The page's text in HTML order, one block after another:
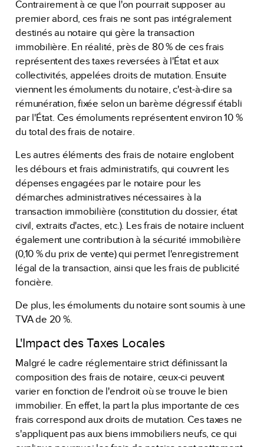
Contrairement à ce que l'on pourrait supposer au
premier abord, ces frais ne sont pas intégralement
destinés au notaire qui gère la transaction
immobilière. En réalité, près de 80 % de ces frais
représentent des taxes reversées à l'État et aux
collectivités, appelées droits de mutation. Ensuite
viennent les émoluments du notaire, c'est-à-dire sa
rémunération, fixée selon un barème dégressif établi
par l'État. Ces émoluments représentent environ 10 %
du total des frais de notaire.
Les autres éléments des frais de notaire englobent
les débours et frais administratifs, qui couvrent les
dépenses engagées par le notaire pour les
démarches administratives nécessaires à la
transaction immobilière (constitution du dossier, état
civil, extraits d'actes, etc.). Les frais de notaire incluent
également une contribution à la sécurité immobilière
(0,10 % du prix de vente) qui permet l'enregistrement
légal de la transaction, ainsi que les frais de publicité
foncière.
De plus, les émoluments du notaire sont soumis à une
TVA de 20 %.
L'Impact des Taxes Locales
Malgré le cadre réglementaire strict définissant la
composition des frais de notaire, ceux-ci peuvent
varier en fonction de l'endroit où se trouve le bien
immobilier. En effet, la part la plus importante de ces
frais correspond aux droits de mutation. Ces taxes ne
s'appliquent pas aux biens immobiliers neufs, ce qui